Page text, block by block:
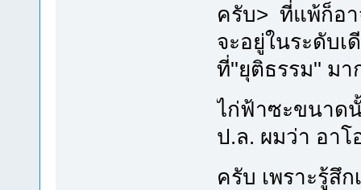
ครับ> ที่แพ้ก็อา
จะอยู่ในระดับ
ที่''ยุติธรรม'' มา
ไก่ฟ้าซะขนา
ป.ล. ผมว่า อา
ครับ เพราะรู้สึ